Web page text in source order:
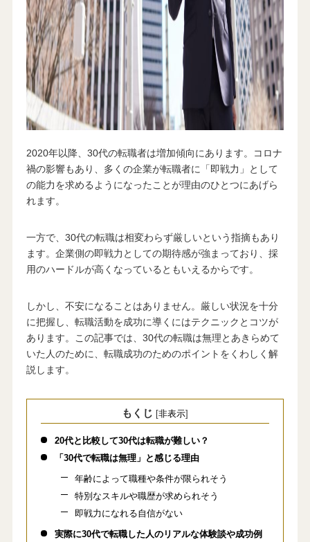
2020年以降、30代の転職者は増加傾向にあります。コロナ
禍の影響もあり、多くの企業が転職者に「即戦力」として
の能力を求めるようになったことが理由のひとつにあげら
れます。
一方で、30代の転職は相変わらず厳しいという指摘もあり
ます。企業側の即戦力としての期待感が強まっており、採
用のハードルが高くなっているともいえるからです。
しかし、不安になることはありません。厳しい状況を十分
に把握し、転職活動を成功に導くにはテクニックとコツが
あります。この記事では、30代の転職は無理とあきらめて
いた人のために、転職成功のためのポイントをくわしく解
説します。
もくじ [非表示]
20代と比較して30代は転職が難しい？
「30代で転職は無理」と感じる理由
年齢によって職種や条件が限られそう
特別なスキルや職歴が求められそう
即戦力になれる自信がない
実際に30代で転職した人のリアルな体験談や成功例